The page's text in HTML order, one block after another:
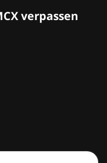
verpassen